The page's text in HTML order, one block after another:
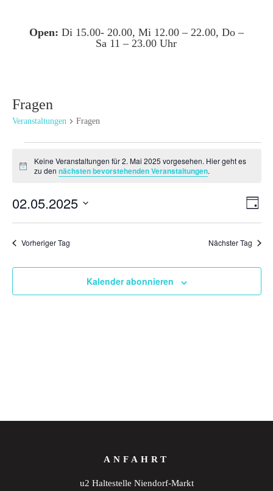
Open: Di 15.00- 20.00, Mi 12.00 – 22.00, Do –
Sa 11 – 23.00 Uhr
Fragen
Veranstaltungen Fragen
für
Mai
2025
Hinweis
Keine Veranstaltungen für 2. Mai 2025 vorgesehen. Hier geht es
zu den nächsten bevorstehenden Veranstaltungen.
Tag
02.05.2025
Vorheriger Tag Nächster Tag
Kalender abonnieren
ANFAHRT
u2 Haltestelle Niendorf-Markt